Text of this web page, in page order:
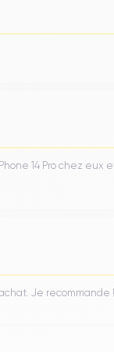
la consommation
performance
optique 3x,
repose sur le chipset
14 Pro chez eux
Je recommande !